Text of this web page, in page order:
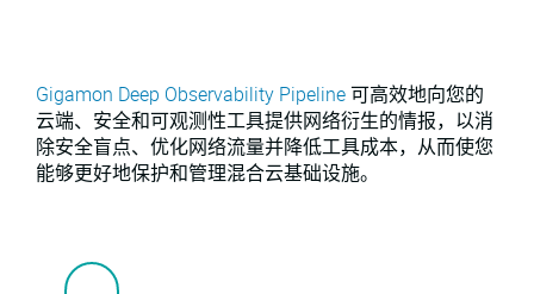
Gigamon Deep Observability Pipeline可高效地向您的
云端、安全和可观测性工具提供网络衍生的情报，以消
除安全盲点、优化网络流量并降低工具成本，从而使您
能够更好地保护和管理混合云基础设施。